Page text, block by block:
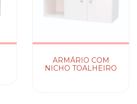
ARMÁRIO COM
NICHO TOALHEIRO